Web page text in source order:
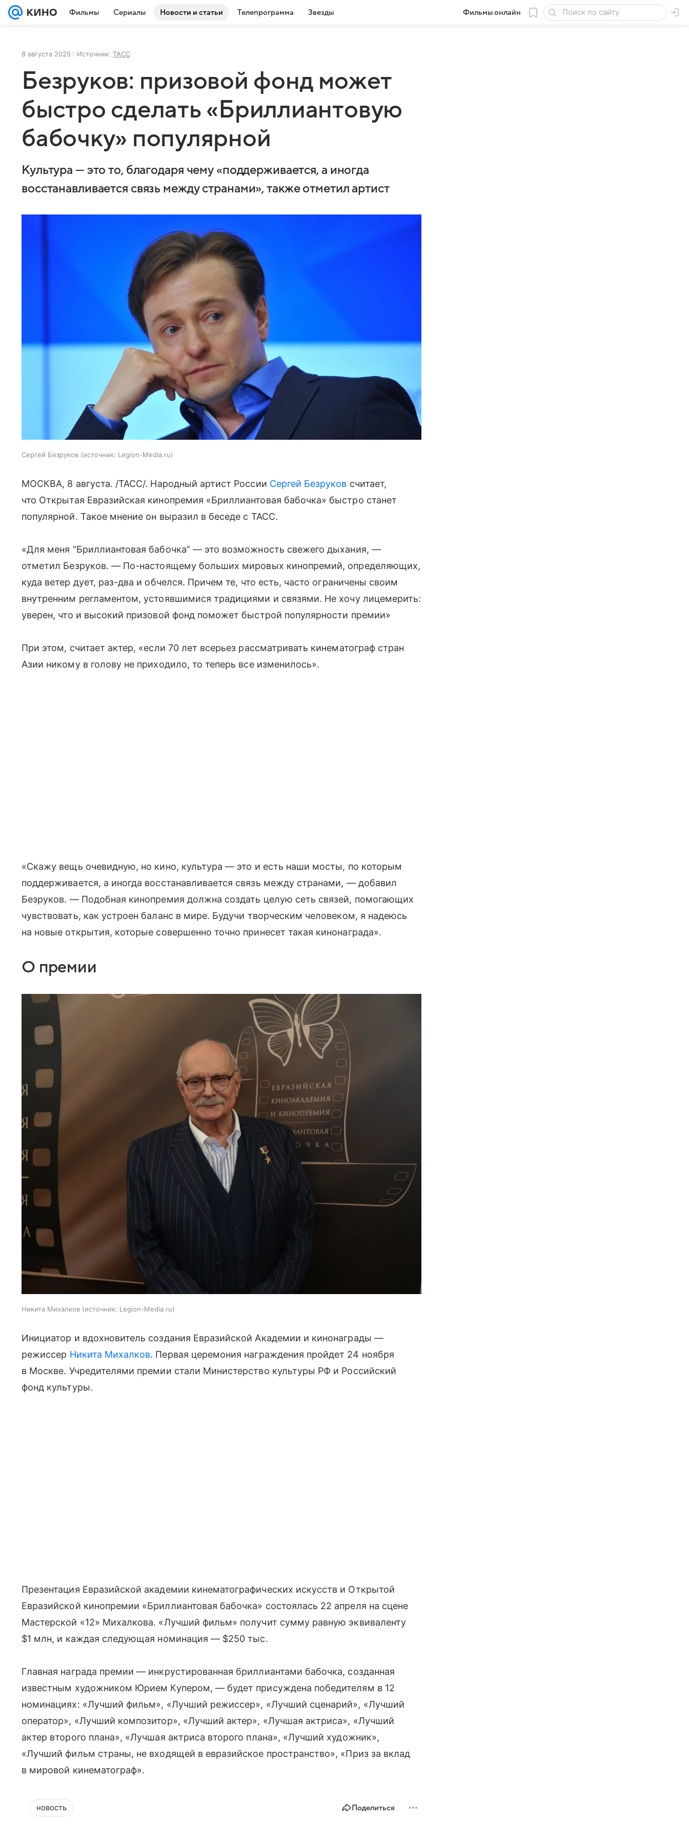
Фильмы Сериалы Новости и статьи Телепрограмма Звезды Фильмы онлайн
8 августа 2025 Источник: ТАСС
Безруков: призовой фонд может
быстро сделать «Бриллиантовую
бабочку» популярной
Культура — это то, благодаря чему «поддерживается, а иногда
восстанавливается связь между странами», также отметил артист
Сергей Безруков источник: Legion-Media.ru
МОСКВА, 8 августа. /ТАСС/. Народный артист России Сергей Безруков считает,
что Открытая Евразийская кинопремия «Бриллиантовая бабочка» быстро станет
популярной. Такое мнение он выразил в беседе с ТАСС.
«Для меня “Бриллиантовая бабочка” — это возможность свежего дыхания, —
отметил Безруков. — По-настоящему больших мировых кинопремий, определяющих,
куда ветер дует, раз-два и обчелся. Причем те, что есть, часто ограничены своим
внутренним регламентом, устоявшимися традициями и связями. Не хочу лицемерить:
уверен, что и высокий призовой фонд поможет быстрой популярности премии»
При этом, считает актер, «если 70 лет всерьез рассматривать кинематограф стран
Азии никому в голову не приходило, то теперь все изменилось».
«Скажу вещь очевидную, но кино, культура — это и есть наши мосты, по которым
поддерживается, а иногда восстанавливается связь между странами, — добавил
Безруков. — Подобная кинопремия должна создать целую сеть связей, помогающих
чувствовать, как устроен баланс в мире. Будучи творческим человеком, я надеюсь
на новые открытия, которые совершенно точно принесет такая кинонаграда».
О премии
Никита Михалков источник: Legion-Media.ru
Инициатор и вдохновитель создания Евразийской Академии и кинонаграды —
режиссер Никита Михалков. Первая церемония награждения пройдет 24 ноября
в Москве. Учредителями премии стали Министерство культуры РФ и Российский
фонд культуры.
Презентация Евразийской академии кинематографических искусств и Открытой
Евразийской кинопремии «Бриллиантовая бабочка» состоялась 22 апреля на сцене
Мастерской «12» Михалкова. «Лучший фильм» получит сумму равную эквиваленту
$1 млн, и каждая следующая номинация — $250 тыс.
Главная награда премии — инкрустированная бриллиантами бабочка, созданная
известным художником Юрием Купером, — будет присуждена победителям в 12
номинациях: «Лучший фильм», «Лучший режиссер», «Лучший сценарий», «Лучший
оператор», «Лучший композитор», «Лучший актер», «Лучшая актриса», «Лучший
актер второго плана», «Лучшая актриса второго плана», «Лучший художник»,
«Лучший фильм страны, не входящей в евразийское пространство», «Приз за вклад
в мировой кинематограф».
новость Поделиться